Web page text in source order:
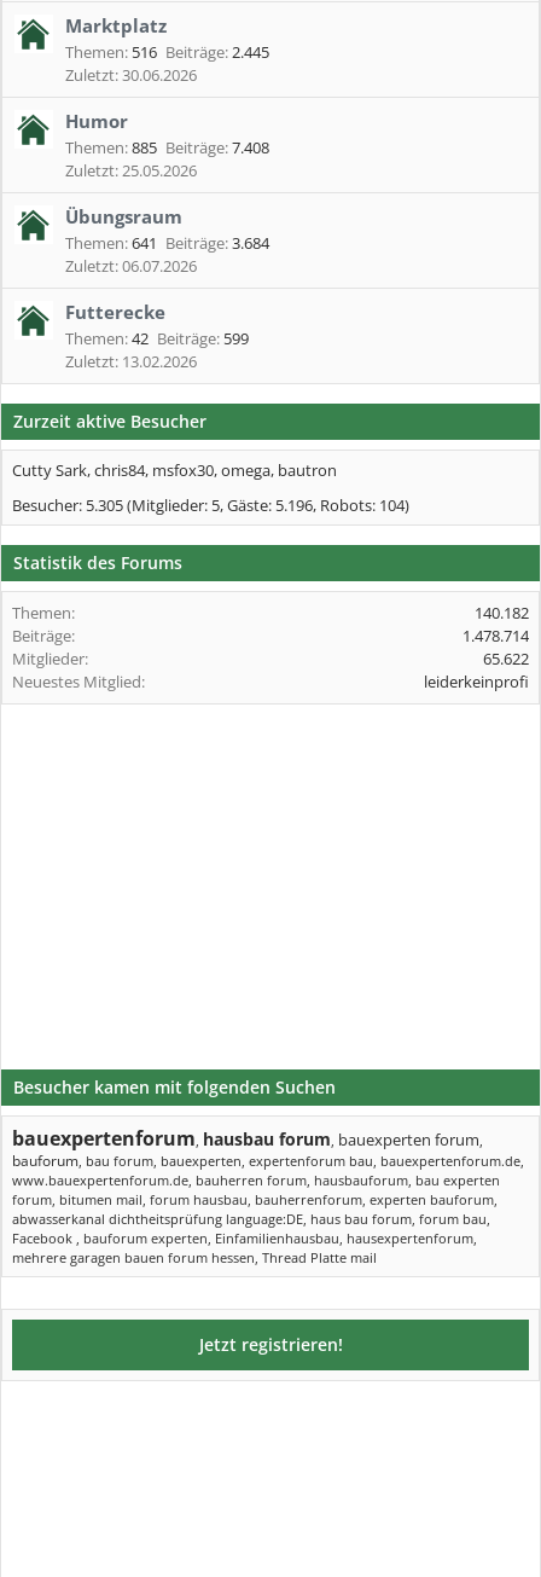
Marktplatz
Themen: 516 Beiträge:2.445
30.06.2026
Humor
Themen:885 Beiträge:7.408
25.05.2026
Übungsraum
Themen:641 Beiträge:3.684
06.07.2026
Futterecke
Themen:42 Beiträge: 599
13.02.2026
Zurzeit aktive Besucher
Cutty Sark,chris84, msfox30,omega, bautron
Besucher: 5.305 (Mitglieder: 5, Gäste: 5.196, Robots: 104)
Statistik des Forums
Themen:
140.182
Beiträge:
1.478.714
Mitglieder:
65.622
Neuestes Mitglied:
leiderkeinprofi
Besucher kamen mit folgenden Suchen
bauexpertenforum, hausbau forum, bauexperten forum,
bauforum, bau forum, bauexperten, expertenforum bau, bauexpertenforum.de,
www.bauexpertenforum.de, bauherren forum, hausbauforum, bau experten
forum, bitumen mail, forum hausbau, bauherrenforum, experten bauforum,
abwasserkanal dichtheitsprüfung language:DE, haus bau forum, forum bau,
Facebook , bauforum experten, Einfamilienhausbau, hausexpertenforum,
mehrere garagen bauen forum hessen, Thread Platte mail
Jetzt registrieren!